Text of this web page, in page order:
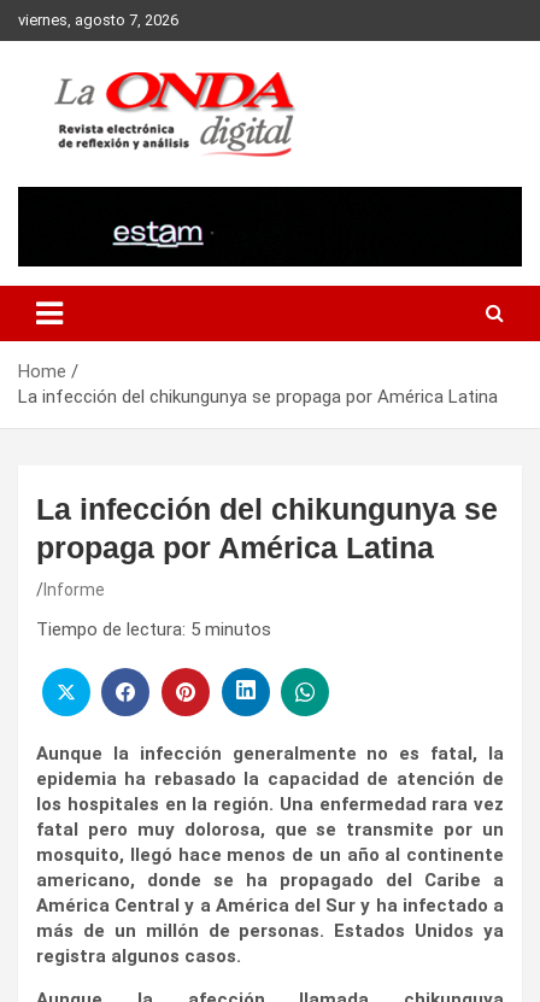
Skip
to
viernes, agosto 7, 2026
Home
La infección del chikungunya se propaga por América Latina
La infección del chikungunya se
propaga por América Latina
Informe
Tiempo de lectura: 5 minutos
Aunque la infección generalmente no es fatal, la
epidemia ha rebasado la capacidad de atención de
los hospitales en la región. Una enfermedad rara vez
fatal pero muy dolorosa, que se transmite por un
mosquito, llegó hace menos de un año al continente
americano, donde se ha propagado del Caribe a
América Central y a América del Sur y ha infectado a
más de un millón de personas. Estados Unidos ya
registra algunos casos.